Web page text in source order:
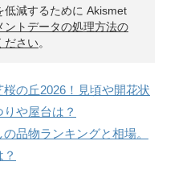
低減するために Akismet
ントデータの処理方法の
ださい。
の丘2026！見頃や開花状
や屋台は？
品物ランキングと相場。